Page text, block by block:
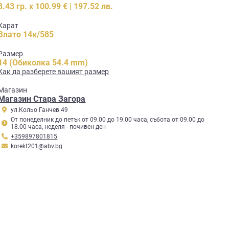
гр. x 100.99 € | 197.52 лв.
14к/585
(Обиколка 54.4 mm)
да разберете вашият размер
Стара Загора
ул.Кольо Ганчев 49
От понеделник до петък от 09.00 до 19.00 часа, събота от 09.00 до
18.00 часа, неделя - почивен ден
+359897801815
korekt201@abv.bg